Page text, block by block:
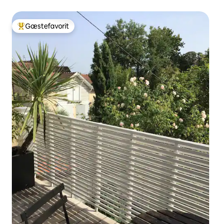
Bedste gæstefavorit
Gæstefavorit